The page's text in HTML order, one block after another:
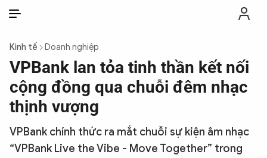
THỜI SỰ
CHỐNG DIỄN BIẾN HÒA BÌNH
CÔNG AN TRONG LÒNG DÂN
Kinh tế Doanh nghiệp
VPBank lan tỏa tinh thần kết nối
cộng đồng qua chuỗi đêm nhạc
thịnh vượng
VPBank chính thức ra mắt chuỗi sự kiện âm nhạc
“VPBank Live the Vibe - Move Together” trong